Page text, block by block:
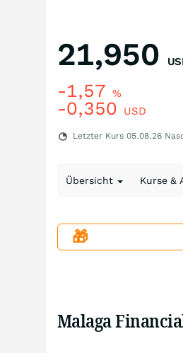
21,950
-1,57 %
-0,350 USD
Letzter Kurs 05.08.26
Übersicht Kurse &
🎁
Malaga